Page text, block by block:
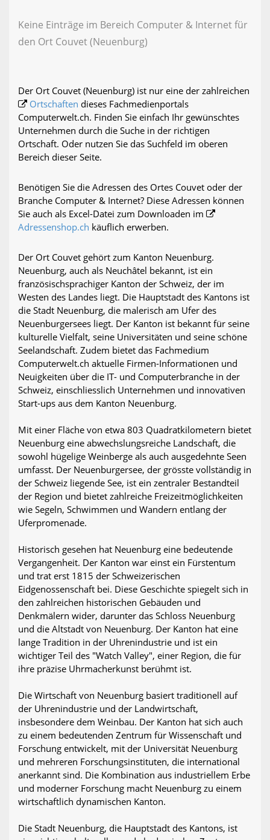
Keine Einträge im Bereich Computer & Internet für
den Ort Couvet (Neuenburg)
Der Ort Couvet (Neuenburg) ist nur eine der zahlreichen
Ortschaften dieses Fachmedienportals
Computerwelt.ch. Finden Sie einfach Ihr gewünschtes
Unternehmen durch die Suche in der richtigen
Ortschaft. Oder nutzen Sie das Suchfeld im oberen
Bereich dieser Seite.
Benötigen Sie die Adressen des Ortes Couvet oder der
Branche Computer & Internet? Diese Adressen können
Sie auch als Excel-Datei zum Downloaden im
Adressenshop.ch käuflich erwerben.
Der Ort Couvet gehört zum Kanton Neuenburg.
Neuenburg, auch als Neuchâtel bekannt, ist ein
französischsprachiger Kanton der Schweiz, der im
Westen des Landes liegt. Die Hauptstadt des Kantons ist
die Stadt Neuenburg, die malerisch am Ufer des
Neuenburgersees liegt. Der Kanton ist bekannt für seine
kulturelle Vielfalt, seine Universitäten und seine schöne
Seelandschaft. Zudem bietet das Fachmedium
Computerwelt.ch aktuelle Firmen-Informationen und
Neuigkeiten über die IT- und Computerbranche in der
Schweiz, einschliesslich Unternehmen und innovativen
Start-ups aus dem Kanton Neuenburg.
Mit einer Fläche von etwa 803 Quadratkilometern bietet
Neuenburg eine abwechslungsreiche Landschaft, die
sowohl hügelige Weinberge als auch ausgedehnte Seen
umfasst. Der Neuenburgersee, der grösste vollständig in
der Schweiz liegende See, ist ein zentraler Bestandteil
der Region und bietet zahlreiche Freizeitmöglichkeiten
wie Segeln, Schwimmen und Wandern entlang der
Uferpromenade.
Historisch gesehen hat Neuenburg eine bedeutende
Vergangenheit. Der Kanton war einst ein Fürstentum
und trat erst 1815 der Schweizerischen
Eidgenossenschaft bei. Diese Geschichte spiegelt sich in
den zahlreichen historischen Gebäuden und
Denkmälern wider, darunter das Schloss Neuenburg
und die Altstadt von Neuenburg. Der Kanton hat eine
lange Tradition in der Uhrenindustrie und ist ein
wichtiger Teil des "Watch Valley", einer Region, die für
ihre präzise Uhrmacherkunst berühmt ist.
Die Wirtschaft von Neuenburg basiert traditionell auf
der Uhrenindustrie und der Landwirtschaft,
insbesondere dem Weinbau. Der Kanton hat sich auch
zu einem bedeutenden Zentrum für Wissenschaft und
Forschung entwickelt, mit der Universität Neuenburg
und mehreren Forschungsinstituten, die international
anerkannt sind. Die Kombination aus industriellem Erbe
und moderner Forschung macht Neuenburg zu einem
wirtschaftlich dynamischen Kanton.
Die Stadt Neuenburg, die Hauptstadt des Kantons, ist